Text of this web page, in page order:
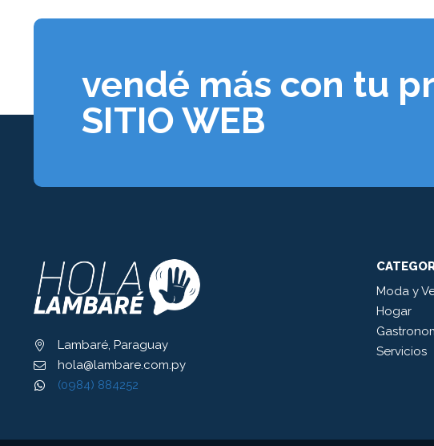
vendé más con tu
SITIO WEB
Lambaré, Paraguay
hola@lambare.com.py
(0984) 884252
Moda y
Hogar
Servicios